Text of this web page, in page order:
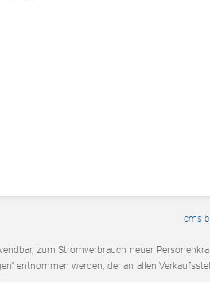
cms
zum Stromverbrauch neuer
entnommen werden, der an allen